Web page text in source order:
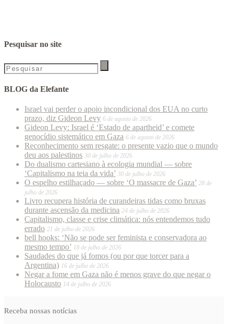
Pesquisar no site
BLOG da Elefante
Israel vai perder o apoio incondicional dos EUA no curto
prazo, diz Gideon Levy 6 de agosto de 2026
Gideon Levy: Israel é ‘Estado de apartheid’ e comete
genocídio sistemático em Gaza 6 de agosto de 2026
Reconhecimento sem resgate: o presente vazio que o mundo
deu aos palestinos 30 de julho de 2026
Do dualismo cartesiano à ecologia mundial — sobre
‘Capitalismo na teia da vida’ 30 de julho de 2026
O espelho estilhaçado — sobre ‘O massacre de Gaza’ 28 de
julho de 2026
Livro recupera história de curandeiras tidas como bruxas
durante ascensão da medicina 24 de julho de 2026
Capitalismo, classe e crise climática: nós entendemos tudo
errado 21 de julho de 2026
bell hooks: ‘Não se pode ser feminista e conservadora ao
mesmo tempo’ 18 de julho de 2026
Saudades do que já fomos (ou por que torcer para a
Argentina) 16 de julho de 2026
Negar a fome em Gaza não é menos grave do que negar o
Holocausto 14 de julho de 2026
Receba nossas notícias